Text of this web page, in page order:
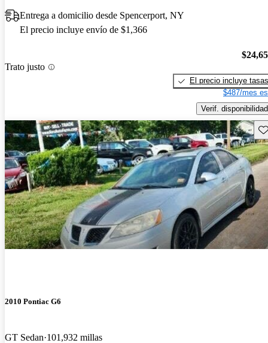
Entrega a domicilio desde Spencerport, NY
El precio incluye envío de $1,366
Trato justo
El precio incluye tasas
$487/mes
Verif. disponibilidad
2010 Pontiac G6
GT Sedan 101,932 millas